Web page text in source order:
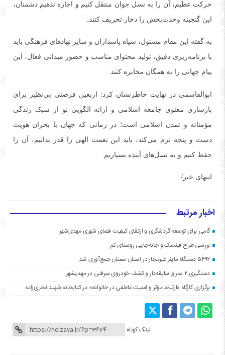
حرکت عظیم، آن را به نسل جوان منتقل کنیم و اجازه ندهیم دشمنان،
این گنجینه وحدت‌بخش را دچار تحریف کنند.
به گفته این مقام مسئول، سپاه پاسداران و سایر نهادهای فرهنگی باید
با برنامه‌ریزی دقیق، تولید محتوای مناسب و حضور میدانی فعال، این
پیام جهانی را به همگان مخابره کنند.
ابوالقاسمی در نهایت خاطرنشان کرد: اربعین فرصتی بی‌نظیر برای
بازسازی معنوی جامعه اسلامی و ارائه الگویی نو از سبک زندگی
مؤمنانه و تمدن اسلامی است؛ در زمانی که جهان با بحران هویت
دست‌ و پنجه نرم می‌کند، باید این نعمت الهی را قدر بدانیم، آن را
حفظ کنیم و به نسل‌های آینده بسپاریم.
انتهای خبر/
اخبار مرتبط
گامی برای توسعه گردشگری و ارتقای کیفیت فضای شهری مهدی‌شهر
بررسی طرح فینسک و جابه‌جایی روستای تم
۵۴۹۲ دستگاه ماینر غیرمجاز در استان سمنان جمع‌آوری شد
دستگیری ۲ سارق سابقه‌دار و کشف خودروی سرقتی در مهدیشهر
برگزاری کارگاه «ارتباط مؤثر و امنیت عاطفی در خانواده» در کتابخانه شهید فخری‌زاده
لینک کوتاه